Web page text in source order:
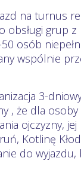
na turnus
grup z
osób
wspólnie
3-
, że dla
ojczyzny,
Kotlinę
do wyjazdu,